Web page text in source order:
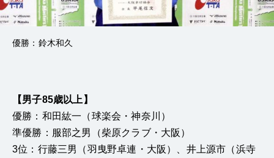
優勝：鈴木和久
【男子85歳以上】
優勝：和田紘一（球楽会・神奈川）
準優勝：服部之男（柴原クラブ・大阪）
3位：行藤三男（羽曳野卓連・大阪）、井上源市（浜寺